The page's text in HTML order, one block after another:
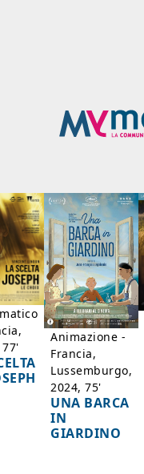
Animazione -
Francia,
Lussemburgo,
2024, 75'
UNA BARCA
IN
GIARDINO